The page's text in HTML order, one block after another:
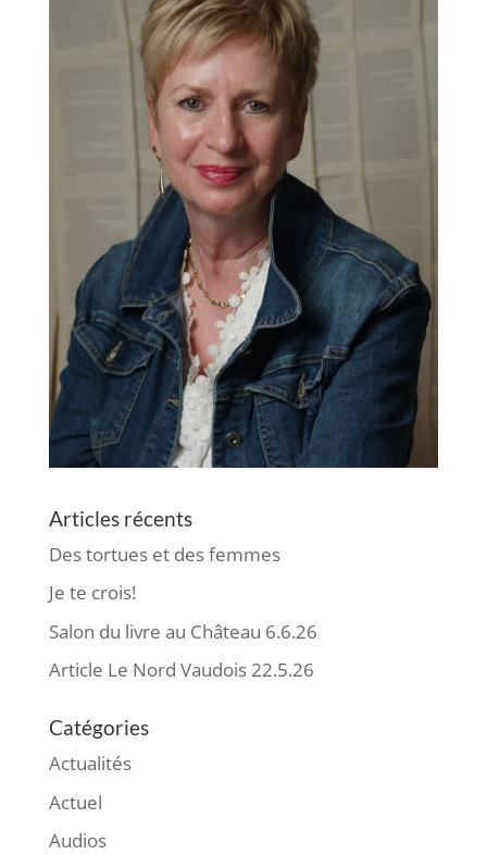
Articles récents
Des tortues et des femmes
Je te crois!
Salon du livre au Château 6.6.26
Article Le Nord Vaudois 22.5.26
Catégories
Actualités
Actuel
Audios